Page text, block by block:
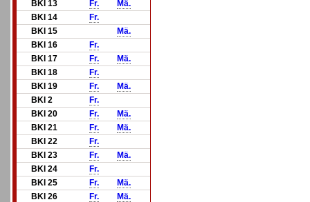
BKl 13
Fr.
Mä.
BKl 14
Fr.
BKl 15
Mä.
BKl 16
Fr.
BKl 17
Fr.
Mä.
BKl 18
Fr.
BKl 19
Fr.
Mä.
BKl 2
Fr.
BKl 20
Fr.
Mä.
BKl 21
Fr.
Mä.
BKl 22
Fr.
BKl 23
Fr.
Mä.
BKl 24
Fr.
BKl 25
Fr.
Mä.
BKl 26
Fr.
Mä.